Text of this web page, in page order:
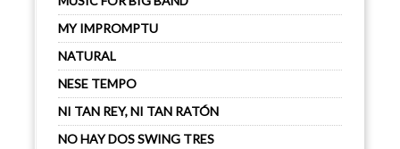
MY IMPROMPTU
NATURAL
NESE TEMPO
NI TAN REY, NI TAN RATÓN
NO HAY DOS SWING TRES